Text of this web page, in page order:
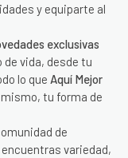
y equiparte al
exclusivas
vida, desde tu
lo que Aquí Mejor
tu forma de
de
encuentras variedad,